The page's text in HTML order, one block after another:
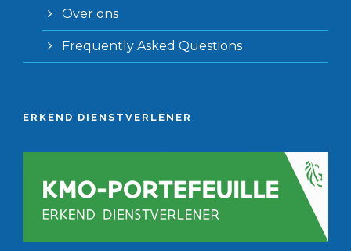
Over ons
Frequently Asked Questions
ERKEND DIENSTVERLENER